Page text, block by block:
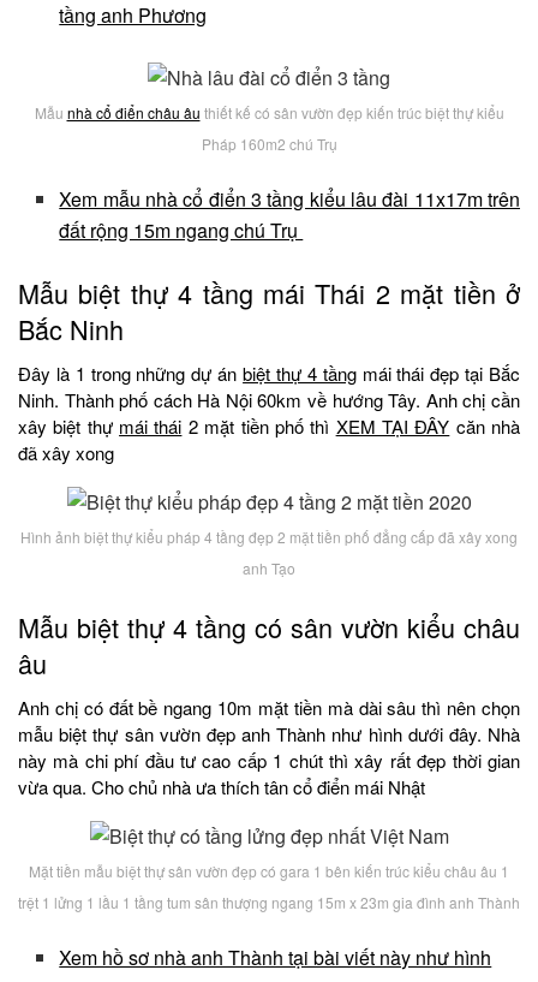
tầng anh Phương
Mẫu nhà cổ điển châu âu thiết kế có sân vườn đẹp kiến trúc biệt thự kiểu
Pháp 160m2 chú Trụ
Xem mẫu nhà cổ điển 3 tầng kiểu lâu đài 11x17m trên
đất rộng 15m ngang chú Trụ
Mẫu biệt thự 4 tầng mái Thái 2 mặt tiền ở
Bắc Ninh
Đây là 1 trong những dự ánbiệt thự 4 tầngmái thái đẹp tại Bắc
Ninh. Thành phố cách Hà Nội 60km về hướng Tây. Anh chị cần
xây biệt thự mái thái 2 mặt tiền phố thì XEM TẠI ĐÂY căn nhà
đã xây xong
Hình ảnh biệt thự kiểu pháp 4 tầng đẹp 2 mặt tiền phố đẳng cấp đã xây xong
anh Tạo
Mẫu biệt thự 4 tầng có sân vườn kiểu châu
âu
Anh chị có đất bề ngang 10m mặt tiền mà dài sâu thì nên chọn
mẫu biệt thự sân vườn đẹp anh Thành như hình dưới đây. Nhà
này mà chi phí đầu tư cao cấp 1 chút thì xây rất đẹp thời gian
vừa qua. Cho chủ nhà ưa thích tân cổ điển mái Nhật
Mặt tiền mẫu biệt thự sân vườn đẹp có gara 1 bên kiến trúc kiểu châu âu 1
trệt 1 lửng 1 lầu 1 tầng tum sân thượng ngang 15m x 23m gia đình anh Thành
Xem hồ sơ nhà anh Thành tại bài viết này như hình